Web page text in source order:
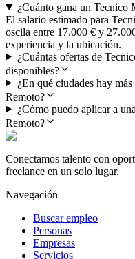
¿Cuánto gana un Tecnico
El salario estimado para
oscila entre 17.000 € y
experiencia y la ubicación.
¿Cuántas ofertas de
disponibles?
¿En qué ciudades hay
Remoto?
¿Cómo puedo aplicar a
Remoto?
Conectamos talento con
freelance en un solo lugar.
Navegación
Buscar empleo
Personas
Empresas
Servicios